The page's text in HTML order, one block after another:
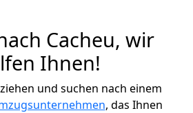
Cacheu, wir
Ihnen!
und suchen nach einem
, das Ihnen